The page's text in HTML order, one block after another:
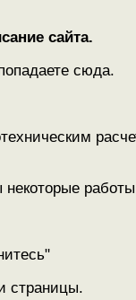
сайта.
сюда.
некоторые
страницы.